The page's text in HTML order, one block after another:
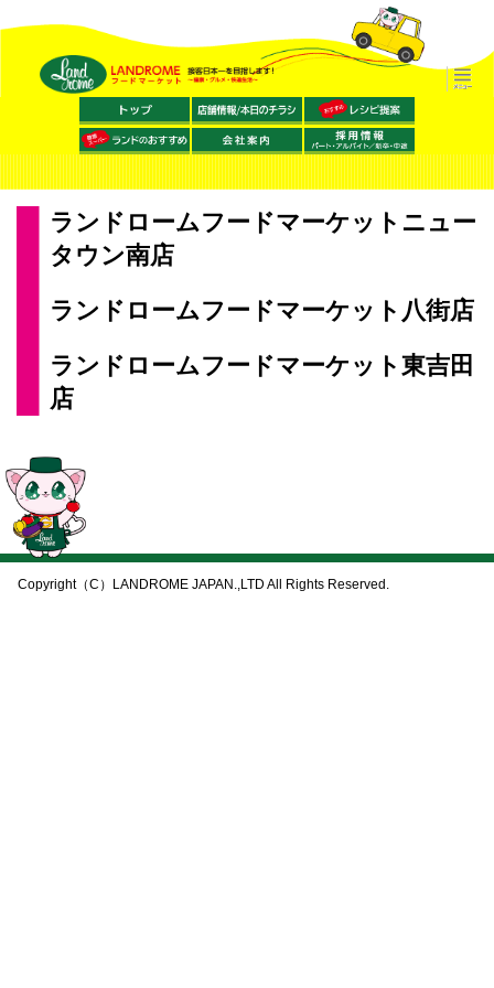
ランドロームフードマーケットニュー
タウン南店
ランドロームフードマーケット八街店
ランドロームフードマーケット東吉田
店
Copyright（C）LANDROME JAPAN.,LTD All Rights Reserved.